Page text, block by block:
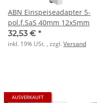
ABN Einspeiseadapter 5-
pol.f.SaS 40mm 12x5mm
32,53 € *
inkl. 19% USt. , zzgl.Versand
AUSVERKAUFT